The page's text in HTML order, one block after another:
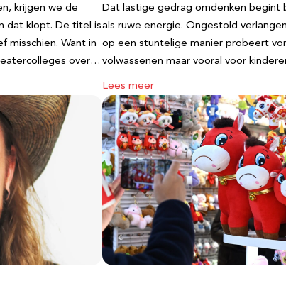
krijgen we de
dat klopt. De titel is
misschien. Want in
over…
Dat lastige gedrag omdenken begint
als ruwe energie. Ongestold
op een stuntelige manier probeert
volwassenen maar vooral voor
Lees meer